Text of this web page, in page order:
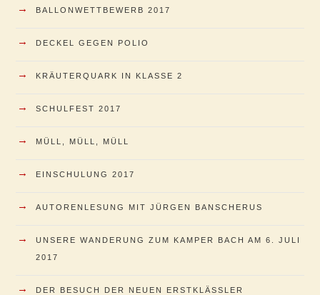
→ BALLONWETTBEWERB 2017
→ DECKEL GEGEN POLIO
→ KRÄUTERQUARK IN KLASSE 2
→ SCHULFEST 2017
→ MÜLL, MÜLL, MÜLL
→ EINSCHULUNG 2017
→ AUTORENLESUNG MIT JÜRGEN BANSCHERUS
→
UNSERE WANDERUNG ZUM KAMPER BACH AM 6. JULI
2017
→ DER BESUCH DER NEUEN ERSTKLÄSSLER